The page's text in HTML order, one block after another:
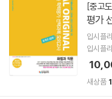
[중고
평가
작문
입시플
입시플
새상품